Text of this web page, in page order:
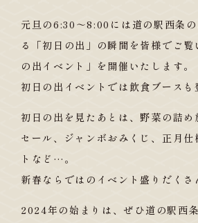
元旦の6:30～8:00には道の駅西条
る「初日の出」の瞬間を皆様でご覧
の出イベント」を開催いたします。
初日の出イベントでは飲食ブースも
初日の出を見たあとは、野菜の詰め
セール、ジャンボおみくじ、正月仕
トなど…。
新春ならではのイベント盛りだくさ
2024年の始まりは、ぜひ道の駅西